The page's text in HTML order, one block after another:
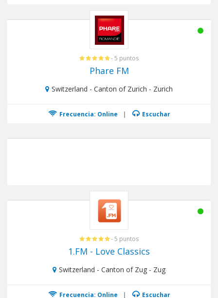
- 5 puntos
Phare FM
Switzerland - Canton of Zurich - Zurich
Frecuencia: Online | Escuchar
- 5 puntos
1.FM - Love Classics
Switzerland - Canton of Zug - Zug
Frecuencia: Online | Escuchar